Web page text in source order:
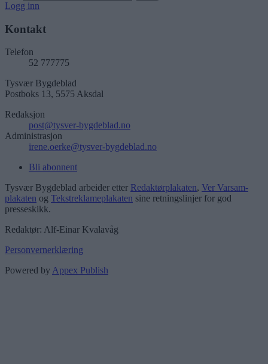
Logg inn
Kontakt
Telefon
52 777775
Tysvær Bygdeblad
Postboks 13, 5575 Aksdal
Redaksjon
post@tysver-bygdeblad.no
Administrasjon
irene.oerke@tysver-bygdeblad.no
Bli abonnent
Tysvær Bygdeblad arbeider etter Redaktørplakaten, Ver Varsam-
plakaten og Tekstreklameplakaten sine retningslinjer for god
presseskikk.
Redaktør: Alf-Einar Kvalavåg
Personvernerklæring
Powered byAppex Publish